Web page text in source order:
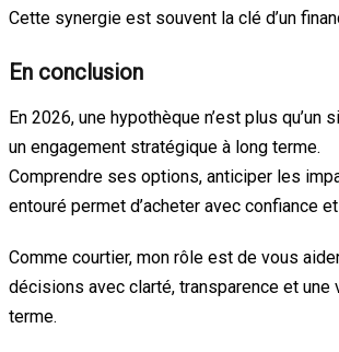
Cette synergie est souvent la clé d’un
En conclusion
En 2026, une hypothèque n’est plus qu’un
un engagement stratégique à long terme.
Comprendre ses options, anticiper les
entouré permet d’acheter avec confiance
Comme courtier, mon rôle est de vous
décisions avec clarté, transparence et une
terme.